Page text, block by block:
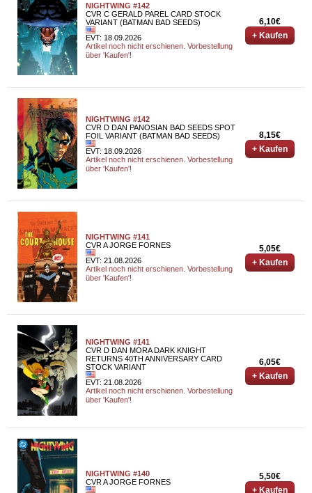
NIGHTWING #142
CVR C GERALD PAREL CARD STOCK
VARIANT (BATMAN BAD SEEDS)
EVT: 18.09.2026
Artikel noch nicht erschienen. Vorbestellung
über 'Kaufen'!
6,10€
+ Kaufen
NIGHTWING #142
CVR D DAN PANOSIAN BAD SEEDS SPOT
FOIL VARIANT (BATMAN BAD SEEDS)
EVT: 18.09.2026
Artikel noch nicht erschienen. Vorbestellung
über 'Kaufen'!
8,15€
+ Kaufen
NIGHTWING #141
CVR A JORGE FORNES
EVT: 21.08.2026
Artikel noch nicht erschienen. Vorbestellung
über 'Kaufen'!
5,05€
+ Kaufen
NIGHTWING #141
CVR D DAN MORA DARK KNIGHT
RETURNS 40TH ANNIVERSARY CARD
STOCK VARIANT
EVT: 21.08.2026
Artikel noch nicht erschienen. Vorbestellung
über 'Kaufen'!
6,05€
+ Kaufen
NIGHTWING #140
CVR A JORGE FORNES
5,50€
+ Kaufen